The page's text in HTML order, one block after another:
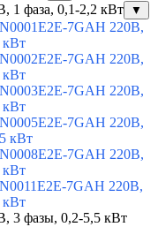
1 фаза, 0,1-2,2 кВт ▼
7GAH 220В,
кВт
7GAH 220В,
кВт
7GAH 220В,
кВт
7GAH 220В,
кВт
7GAH 220В,
кВт
7GAH 220В,
кВт
3 фазы, 0,2-5,5 кВт